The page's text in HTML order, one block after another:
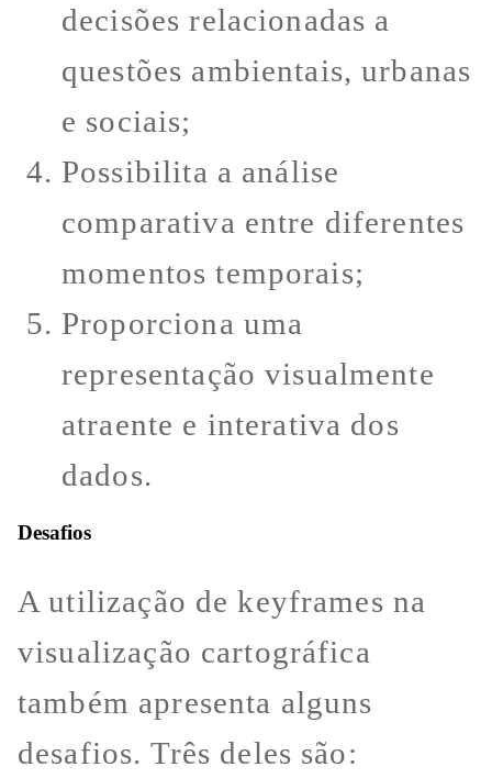
decisões relacionadas a
questões ambientais, urbanas
e sociais;
Possibilita a análise
comparativa entre diferentes
momentos temporais;
Proporciona uma
representação visualmente
atraente e interativa dos
dados.
Desafios
A utilização de keyframes na
visualização cartográfica
também apresenta alguns
desafios. Três deles são: